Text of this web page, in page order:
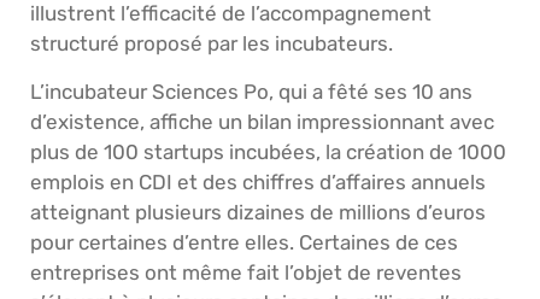
illustrent l’efficacité de l’accompagnement
structuré proposé par les incubateurs.
L’incubateur Sciences Po, qui a fêté ses 10 ans
d’existence, affiche un bilan impressionnant avec
plus de 100 startups incubées, la création de 1000
emplois en CDI et des chiffres d’affaires annuels
atteignant plusieurs dizaines de millions d’euros
pour certaines d’entre elles. Certaines de ces
entreprises ont même fait l’objet de reventes